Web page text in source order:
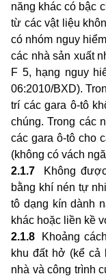
năng khác có bậc
từ các vật liệu
có nhóm nguy
các nhà sản xuất
F 5, hạng nguy
06:2010/BXD).
trí các gara ô-tô
chúng. Trong các
các gara ô-tô cho
(không có vách
2.1.7 Không
bằng khí nén tự
tô dạng kín dành
khác hoặc liền kề
2.1.8 Khoảng
khu đất hở (kể cả
nhà và công trình